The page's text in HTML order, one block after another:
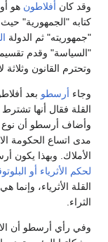
وقد كان أفلاطون هو
كتابه "الجمهورية"
"جمهوريته" ثم الدولة
"السياسة" وقدم
وتحترم القانون وثلاثة
وجاء أرسطو بعد
القلة فقال أنها
وأضاف أرسطو أن نوع
مدى اتساع الحكومة
الأملاك. وبهذا يكون
لحكم الأثرياء أو
القلة الأثرياء،
الثراء.
وفي رأي أرسطو أن